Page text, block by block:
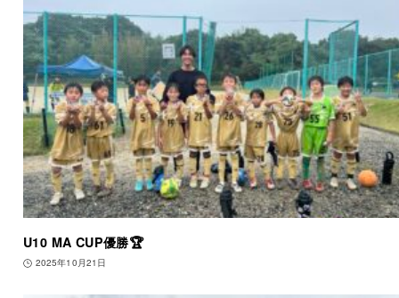
U10 MA CUP優勝🏆
2025年10月21日